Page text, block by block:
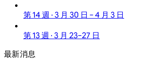
第 14 週 · 3 月 30 日 – 4 月 3 日
第 13 週 · 3 月 23–27 日
最新消息